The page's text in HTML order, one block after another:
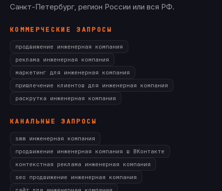
Санкт-Петербург, регион России или вся РФ.
КОММЕРЧЕСКИЕ ЗАПРОСЫ
продвижение инженерная компания
реклама инженерная компания
маркетинг для инженерная компания
привлечение клиентов для инженерная компания
раскрутка инженерная компания
КАНАЛЬНЫЕ ЗАПРОСЫ
smm инженерная компания
продвижение инженерная компания в ВКонтакте
контекстная реклама инженерная компания
seo продвижение инженерная компания